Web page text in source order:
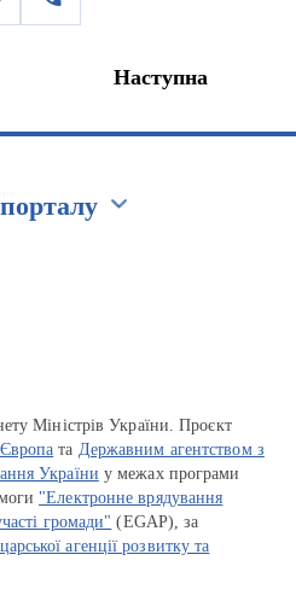
Наступна
Міністрів України. Проєкт
та Державним агентством з
України у межах програми
"Електронне врядування
громади" (EGAP), за
агенції розвитку та